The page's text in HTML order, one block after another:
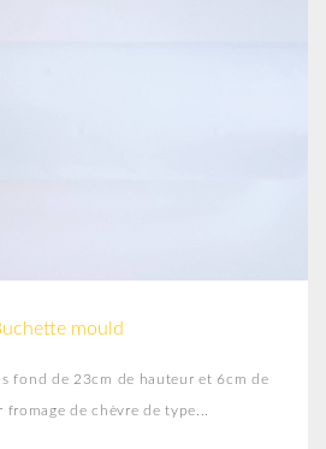
mould
fond de 23cm de hauteur et 6cm de
de chèvre de type...